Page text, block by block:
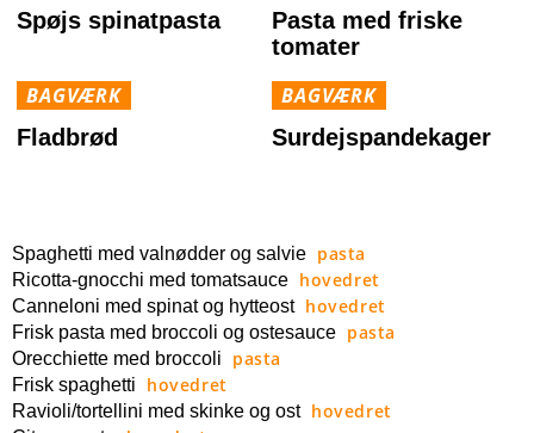
Spøjs spinatpasta
Pasta med friske
tomater
BAGVÆRK
Fladbrød
BAGVÆRK
Surdejspandekager
Spaghetti med valnødder og salvie pasta
Ricotta-gnocchi med tomatsauce hovedret
Canneloni med spinat og hytteost hovedret
Frisk pasta med broccoli og ostesauce pasta
Orecchiette med broccoli pasta
Frisk spaghetti hovedret
Ravioli/tortellini med skinke og ost hovedret